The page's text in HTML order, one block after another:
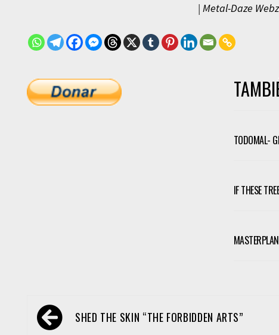
| Metal-Daze
TODOMAL-
IF THESE
NavegaciónSHED THE SKIN “THE FORBIDDEN ARTS”